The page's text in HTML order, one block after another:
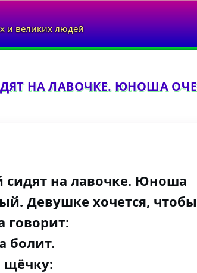
и великих людей
НА ЛАВОЧКЕ. ЮНОША
на лавочке. Юноша
Девушке хочется,
говорит:
болит.
щёчку: